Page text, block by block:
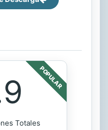
POPULAR
Totales